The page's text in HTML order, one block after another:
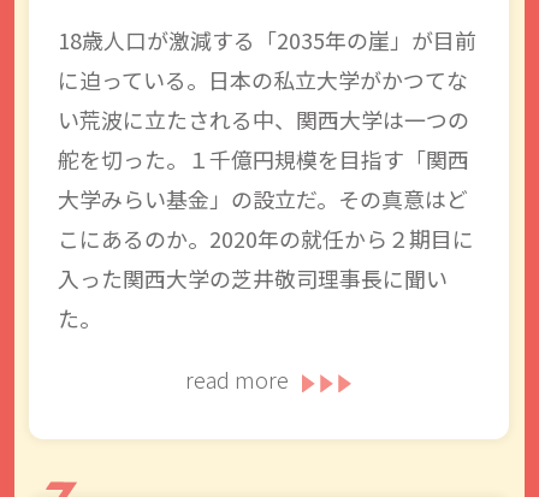
18歳人口が激減する「2035年の崖」が目前
に迫っている。日本の私立大学がかつてな
い荒波に立たされる中、関西大学は一つの
舵を切った。１千億円規模を目指す「関西
大学みらい基金」の設立だ。その真意はど
こにあるのか。2020年の就任から２期目に
入った関西大学の芝井敬司理事長に聞い
た。
read more